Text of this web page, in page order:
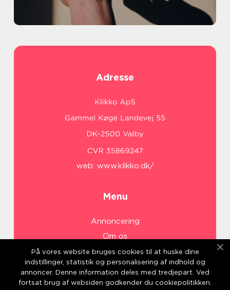
Adresse
web: www.klikko.dk/
Menu
Annoncering
Om os
Cookies
Kontakt os
Sitemap
På vores website bruges cookies til at huske dine
indstillinger, statistik og personalisering af indhold og
annoncer. Denne information deles med tredjepart. Ved
fortsat brug af websiden godkender du cookiepolitikken.